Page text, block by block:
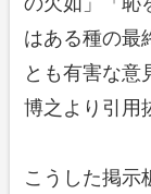
はある種の最
とも有害な意
博之より引用
こうした掲示